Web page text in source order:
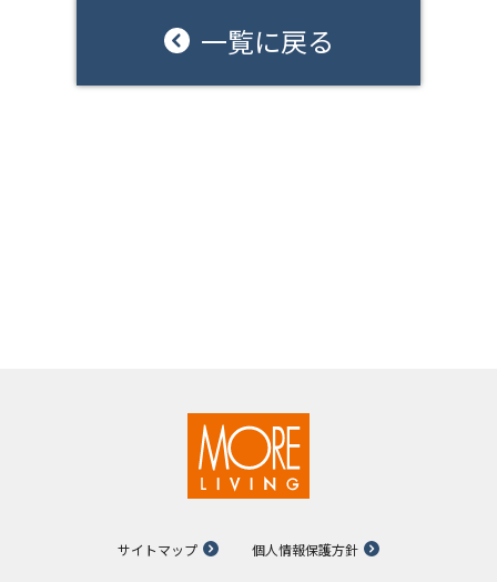
一覧に戻る
サイトマップ 個人情報保護方針